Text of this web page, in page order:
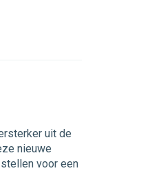
uit de
nieuwe
voor een